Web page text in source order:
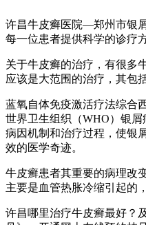
许昌牛皮癣医院—郑州市银
每一位患者提供科学的诊疗
关于牛皮癣的治疗，有很多
应该是大范围的治疗，其包
蓝氧自体免疫激活疗法综合
世界卫生组织（WHO）银
病因机制和治疗过程，使银
效的医学奇迹。
牛皮癣患者其重要的病理改
主要是血管热胀冷缩引起的
许昌哪里治疗牛皮癣最好？